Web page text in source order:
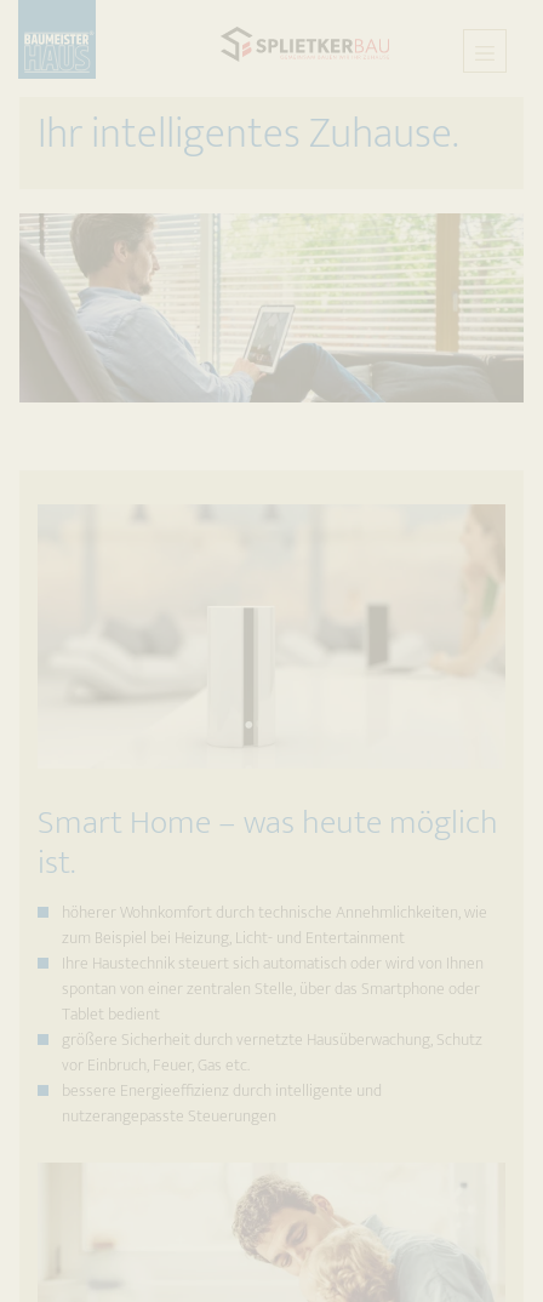
Ihr intelligentes Zuhause.
Smart Home – was heute möglich
ist.
höherer Wohnkomfort durch technische Annehmlichkeiten, wie
zum Beispiel bei Heizung, Licht- und Entertainment
Ihre Haustechnik steuert sich automatisch oder wird von Ihnen
spontan von einer zentralen Stelle, über das Smartphone oder
Tablet bedient
größere Sicherheit durch vernetzte Hausüber­wachung, Schutz
vor Einbruch, Feuer, Gas etc.
bessere Energieeffizienz durch intelligente und
nutzerangepasste Steuerungen